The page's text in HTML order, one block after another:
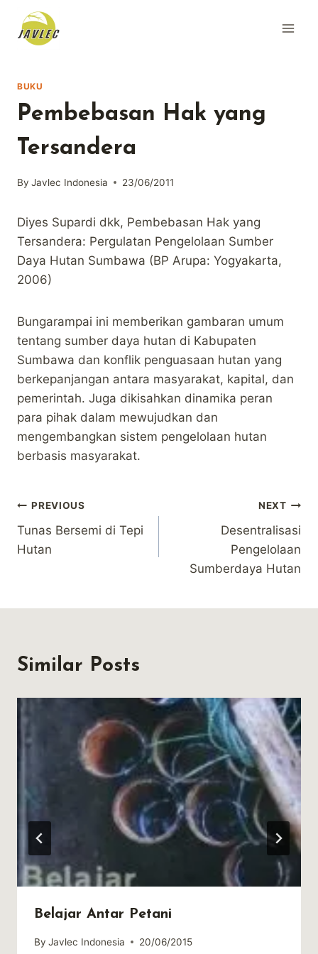
content
BUKU
Pembebasan Hak yang
Tersandera
By Javlec Indonesia 23/06/2011
Diyes Supardi dkk, Pembebasan Hak yang
Tersandera: Pergulatan Pengelolaan Sumber
Daya Hutan Sumbawa (BP Arupa: Yogyakarta,
2006)
Bungarampai ini memberikan gambaran umum
tentang sumber daya hutan di Kabupaten
Sumbawa dan konflik penguasaan hutan yang
berkepanjangan antara masyarakat, kapital, dan
pemerintah. Juga dikisahkan dinamika peran
para pihak dalam mewujudkan dan
mengembangkan sistem pengelolaan hutan
berbasis masyarakat.
Post
navigation
PREVIOUS
Tunas Bersemi di Tepi
Hutan
NEXT
Desentralisasi
Pengelolaan
Sumberdaya Hutan
Similar Posts
Belajar Antar Petani
By Javlec Indonesia 20/06/2015